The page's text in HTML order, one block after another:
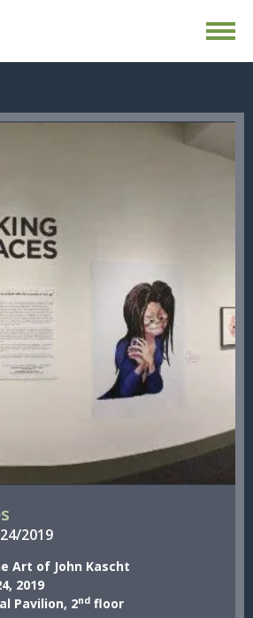
24/2019
Art of John Kascht
2019
Pavilion, 2nd floor